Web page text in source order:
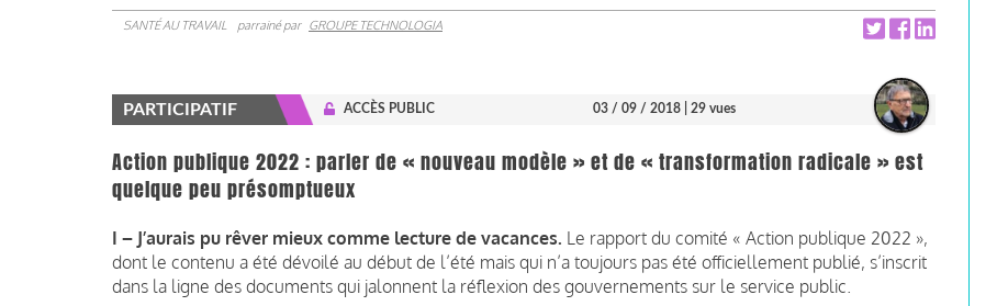
SANTÉ AU TRAVAIL parrainé par GROUPE TECHNOLOGIA
PARTICIPATIF ACCÈS PUBLIC 03 / 09 / 2018 | 29 vues
Action publique 2022 : parler de « nouveau modèle » et de « transformation radicale » est
quelque peu présomptueux
I – J’aurais pu rêver mieux comme lecture de vacances. Le rapport du comité « Action publique 2022 »,
dont le contenu a été dévoilé au début de l’été mais qui n’a toujours pas été officiellement publié, s’inscrit
dans la ligne des documents qui jalonnent la réflexion des gouvernements sur le service public.